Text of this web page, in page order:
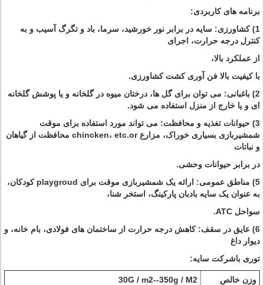
برنامه های کاربردی:
1) کشاورزی: سایه در برابر نور خورشید، سرما، باد و تگرگ آسیب و به
کنترل درجه حرارت، اجرای
از عملکرد بالا،
با کیفیت بالا فن آوری کشت کشاورزی.
2) باغبانی: می توان برای گل ها، درختان میوه در گلخانه و یا پوشش گلخانه
ای و یا خارج از منزل استفاده می شود.
3) حیوانات تغذیه و محافظت: می تواند مورد استفاده برای موقت
شمشیربازی بسیاری خوراک، مزارع chincken، etc.or محافظت از گیاهان
و نباتات
در برابر حیوانات وحشی.
5) مناطق عمومی: ارائه یک شمشیربازی موقت برای playgroud کودکان،
به عنوان یک سایه بادبان پارکینگ، استخر شنا،
سواحل ATC.
6) عایق در سقف: کاهش درجه حرارت از ساختمان های فولادی، بام خانه، و
دیوار داغ
توری باشرکت سایه:
وزن خالص 30G / m2--350g / M2